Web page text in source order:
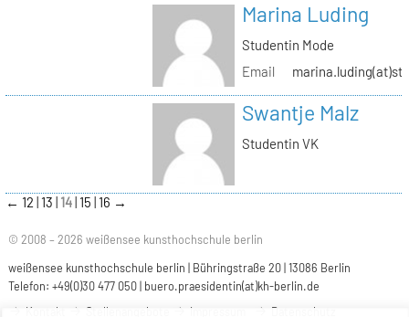
Marina Luding
Studentin Mode
Email
Swantje Malz
Studentin VK
← 12 13 14 15 16 →
© 2008 – 2026 weißensee kunsthochschule berlin
weißensee kunsthochschule berlin | Bühringstraße 20 | 13086 Berlin
Telefon: +49(0)30 477 050 | buero.praesidentin(at)kh-berlin.de
Kontakt
Stellenangebote Impressum Datenschutz